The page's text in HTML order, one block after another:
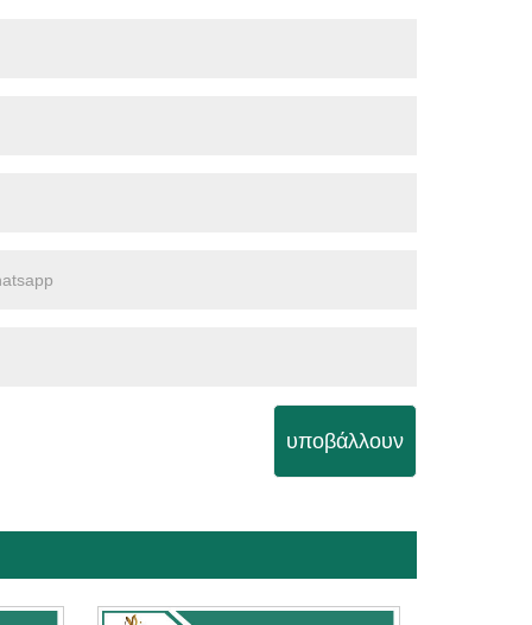
υποβάλλουν